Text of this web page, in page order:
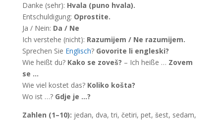
Danke (sehr): Hvala (puno hvala).
Entschuldigung: Oprostite.
Ja / Nein: Da / Ne
Ich verstehe (nicht): Razumijem / Ne razumijem.
Sprechen Sie Englisch? Govorite li engleski?
Wie heißt du? Kako se zoveš? – Ich heiße … Zovem
se …
Wie viel kostet das? Koliko košta?
Wo ist …? Gdje je …?
Zahlen (1–10): jedan, dva, tri, četiri, pet, šest, sedam,